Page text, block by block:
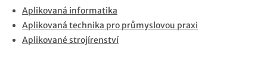
Aplikovaná informatika
Aplikovaná technika pro průmyslovou praxi
Aplikované strojírenství